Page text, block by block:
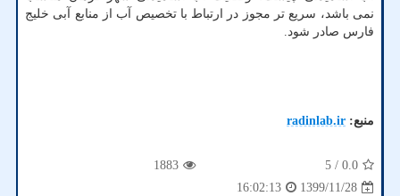
نمی باشد، سریع تر مجوز در ارتباط با تخصیص آب از منابع آبی خلیج
فارس صادر شود.
منبع: radinlab.ir
0.0
/ 5
1883
1399/11/28
16:02:13